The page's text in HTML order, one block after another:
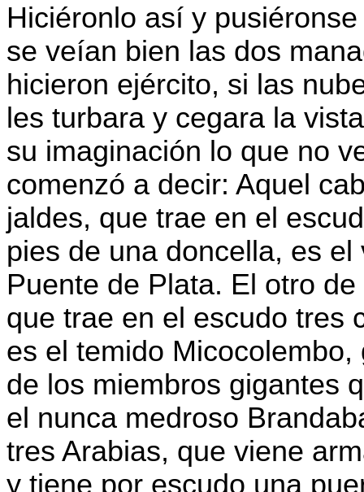
Hiciéronlo así y
se veían bien las dos
hicieron ejército, si las
les turbara y cegara la
su imaginación lo que no
comenzó a decir: Aquel
jaldes, que trae en el
pies de una doncella, es
Puente de Plata. El otro
que trae en el escudo tres
es el temido
de los miembros gigantes
el nunca medroso
tres Arabias, que viene
y tiene por escudo una